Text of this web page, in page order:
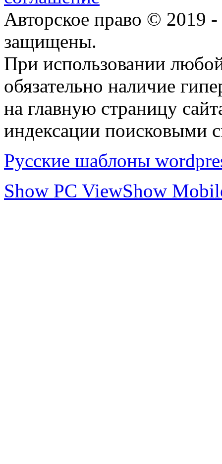
Авторское право © 2019
защищены.
При использовании
обязательно наличие
на главную страницу
индексации поисковыми
Русские шаблоны
Show PC ViewShow